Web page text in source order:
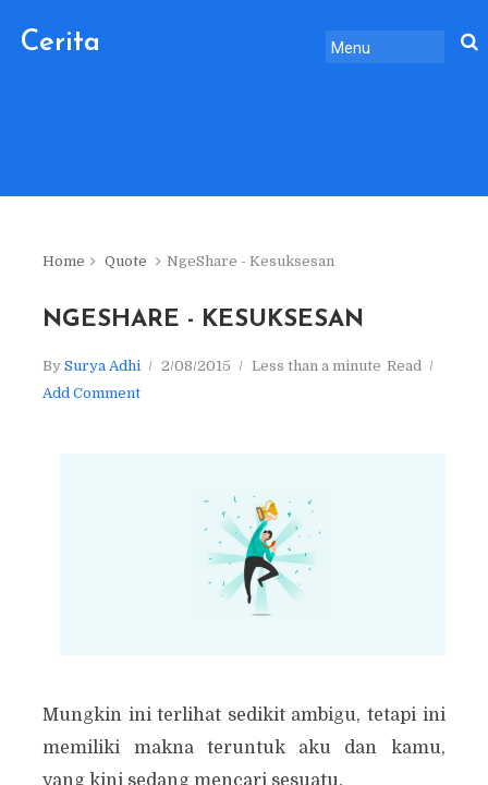
Cerita
Home Quote NgeShare - Kesuksesan
NGESHARE - KESUKSESAN
BySurya Adhi 2/08/2015 Less than a minute Read
Add Comment
Mungkin ini terlihat sedikit ambigu, tetapi ini
memiliki makna teruntuk aku dan kamu,
yang kini sedang mencari sesuatu.